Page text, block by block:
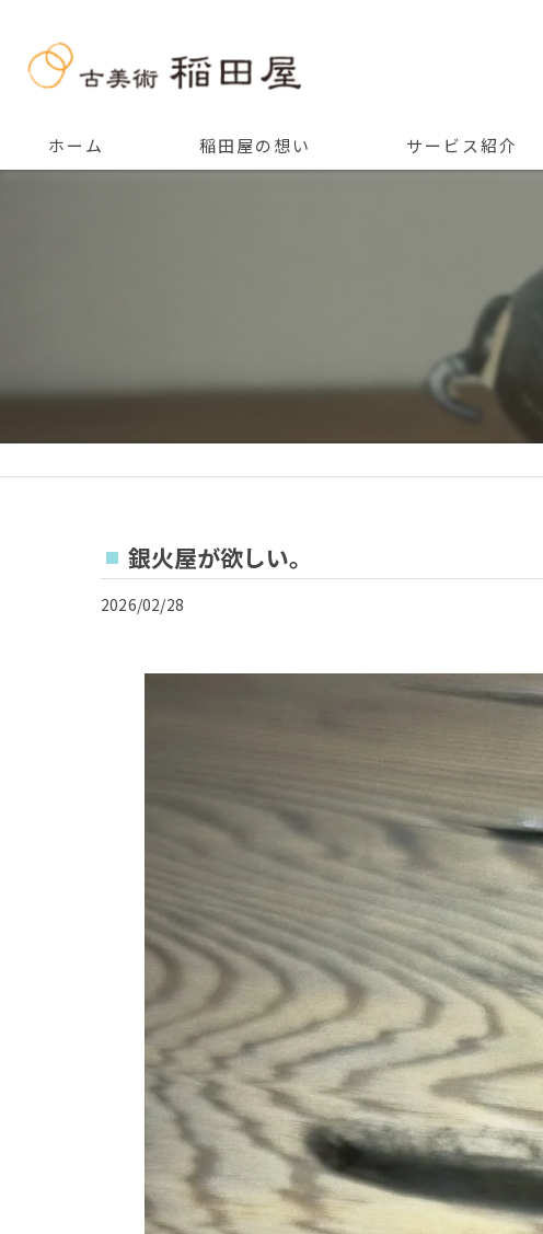
ホーム 稲田屋の想い サービス紹介
銀火屋が欲しい。
2026/02/28